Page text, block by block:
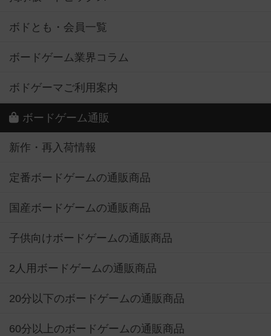
ボドとも・会員一覧
ボードゲーム業界コラム
ボドゲーマご利用案内
ボードゲーム通販
新作・再入荷情報
定番ボードゲームの通販商品
国産ボードゲームの通販商品
子供向けボードゲームの通販商品
2人用ボードゲームの通販商品
20分以下のボードゲームの通販商品
60分以上のボードゲームの通販商品